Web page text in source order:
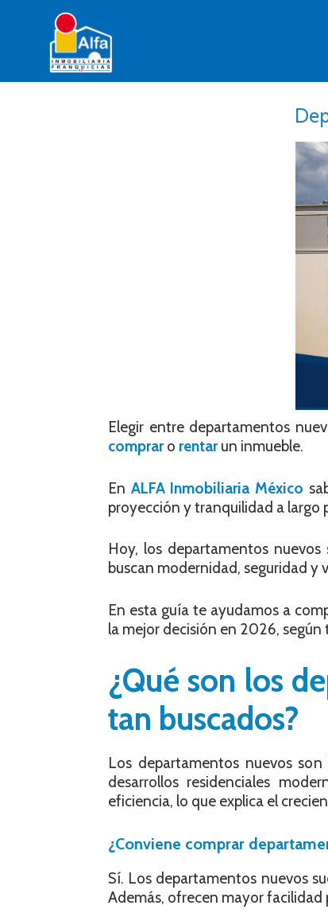
Elegir entre departamentos
compraro rentarun inmueble.
En ALFA Inmobiliaria México
proyección y tranquilidad a largo
Hoy, los departamentos
buscan modernidad, seguridad y
En esta guía te ayudamos a
la mejor decisión en 2026, según
¿Qué son los
tan buscados?
Los departamentos nuevos
desarrollos residenciales
eficiencia, lo que explica el
¿Conviene comprar
Sí. Los departamentos nuevos
Además, ofrecen mayor